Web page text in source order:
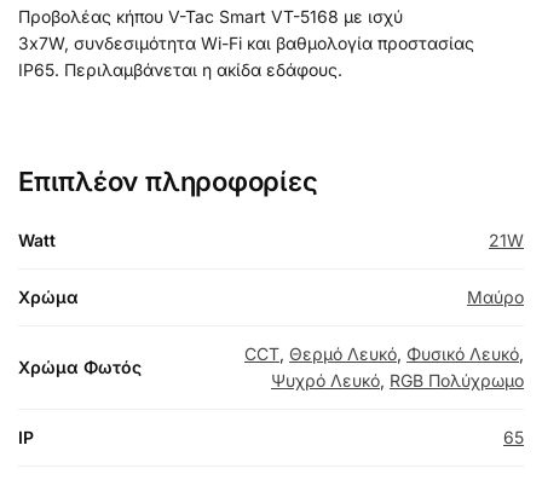
Προβολέας κήπου V-Tac Smart VT-5168 με ισχύ
3x7W, συνδεσιμότητα Wi-Fi και βαθμολογία προστασίας
IP65. Περιλαμβάνεται η ακίδα εδάφους.
Επιπλέον πληροφορίες
Watt 21W
Χρώμα Μαύρο
Χρώμα Φωτός
CCT, Θερμό Λευκό, Φυσικό Λευκό,
Ψυχρό Λευκό, RGB Πολύχρωμο
IP 65